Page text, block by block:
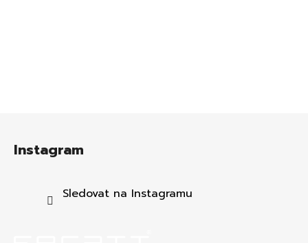
Instagram
Sledovat na Instagramu